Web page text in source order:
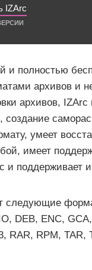
IZArc
и полностью
архивов и
архивов,
создание
умеет
имеет
и поддерживает
следующие
DEB, ENC,
RAR, RPM, TAR,